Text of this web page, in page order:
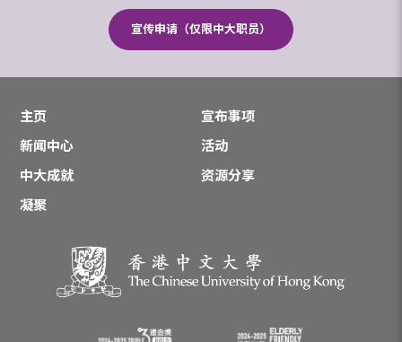
宣传申请（仅限中大职员）
主页
宣布事项
新闻中心
活动
中大成就
资源分享
凝聚